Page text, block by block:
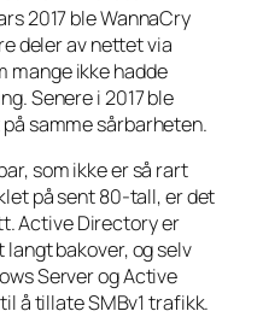
2017 ble WannaCry
deler av nettet via
mange ikke hadde
Senere i 2017 ble
samme sårbarheten.
som ikke er så rart
på sent 80-tall, er det
Active Directory er
bakover, og selv
Server og Active
å tillate SMBv1 trafikk.